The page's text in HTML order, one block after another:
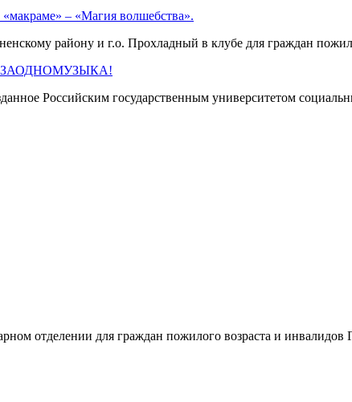
– «Магия волшебства».
району и г.о. Прохладный в клубе для граждан
#ЗАОДНОМУЗЫКА!
Российским государственным университетом
отделении для граждан пожилого возраста и